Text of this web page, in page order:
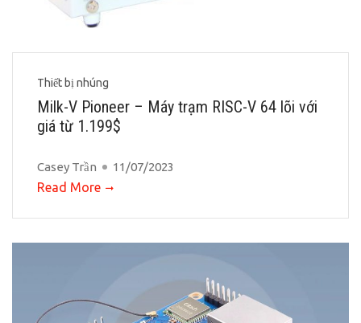
Thiết bị nhúng
Milk-V Pioneer – Máy trạm RISC-V 64 lõi với
giá từ 1.199$
Casey Trần 11/07/2023
Read More